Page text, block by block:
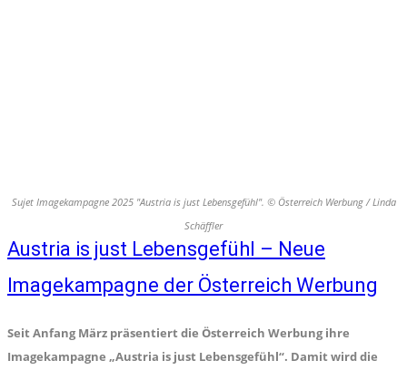
Sujet Imagekampagne 2025 "Austria is just Lebensgefühl". © Österreich Werbung / Linda
Schäffler
Austria is just Lebensgefühl – Neue
Imagekampagne der Österreich Werbung
Seit Anfang März präsentiert die Österreich Werbung ihre
Imagekampagne „Austria is just Lebensgefühl“. Damit wird die